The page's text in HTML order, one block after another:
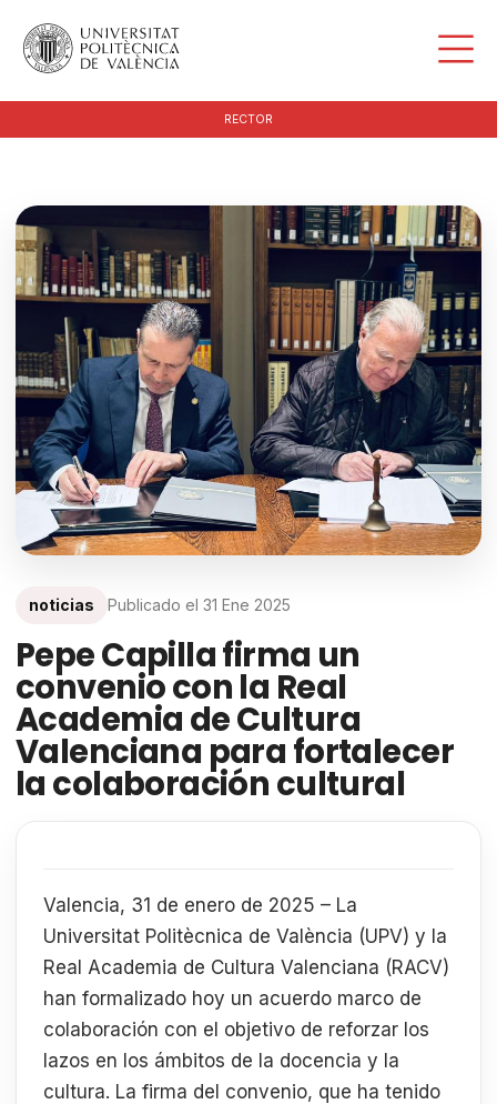
RECTOR
noticias Publicado el 31 Ene 2025
Pepe Capilla firma un
convenio con la Real
Academia de Cultura
Valenciana para fortalecer
la colaboración cultural
Valencia, 31 de enero de 2025 – La
Universitat Politècnica de València (UPV) y la
Real Academia de Cultura Valenciana (RACV)
han formalizado hoy un acuerdo marco de
colaboración con el objetivo de reforzar los
lazos en los ámbitos de la docencia y la
cultura. La firma del convenio, que ha tenido